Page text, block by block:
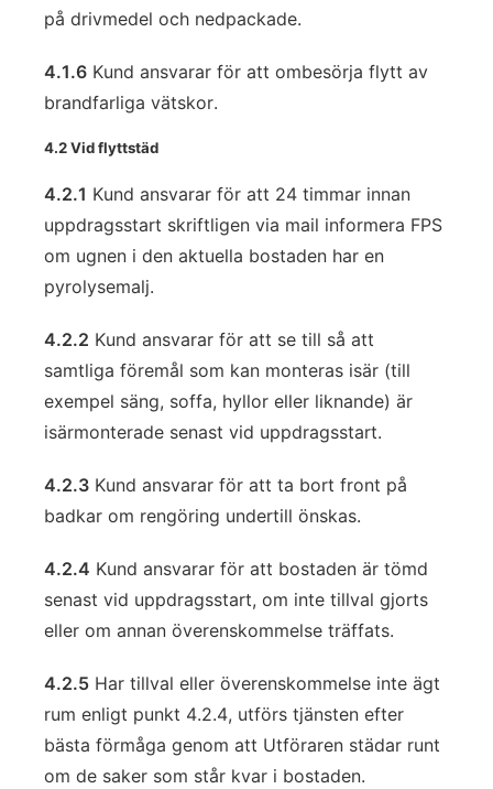
på drivmedel och nedpackade.
4.1.6 Kund ansvarar för att ombesörja flytt av
brandfarliga vätskor.
4.2 Vid flyttstäd
4.2.1 Kund ansvarar för att 24 timmar innan
uppdragsstart skriftligen via mail informera FPS
om ugnen i den aktuella bostaden har en
pyrolysemalj.
4.2.2 Kund ansvarar för att se till så att
samtliga föremål som kan monteras isär (till
exempel säng, soffa, hyllor eller liknande) är
isärmonterade senast vid uppdragsstart.
4.2.3 Kund ansvarar för att ta bort front på
badkar om rengöring undertill önskas.
4.2.4 Kund ansvarar för att bostaden är tömd
senast vid uppdragsstart, om inte tillval gjorts
eller om annan överenskommelse träffats.
4.2.5 Har tillval eller överenskommelse inte ägt
rum enligt punkt 4.2.4, utförs tjänsten efter
bästa förmåga genom att Utföraren städar runt
om de saker som står kvar i bostaden.